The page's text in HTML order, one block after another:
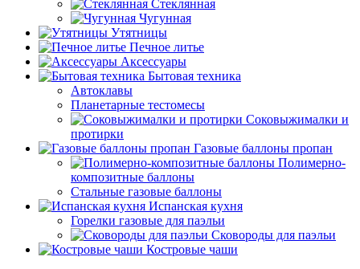
Стеклянная
Чугунная
Утятницы
Печное литье
Аксессуары
Бытовая техника
Автоклавы
Планетарные тестомесы
Соковыжималки и
протирки
Газовые баллоны пропан
Полимерно-
композитные баллоны
Стальные газовые баллоны
Испанская кухня
Горелки газовые для паэльи
Сковороды для паэльи
Костровые чаши